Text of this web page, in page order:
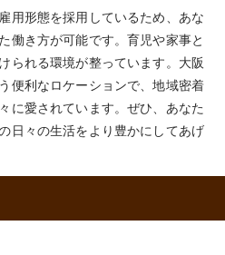
用形態を採用しているため、あな
働き方が可能です。育児や家事と
られる環境が整っています。大阪
便利なロケーションで、地域密着
に愛されています。ぜひ、あなた
日々の生活をより豊かにしてあげ